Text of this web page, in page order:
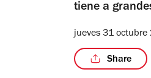
tiene a
jueves 31 octubre
Share